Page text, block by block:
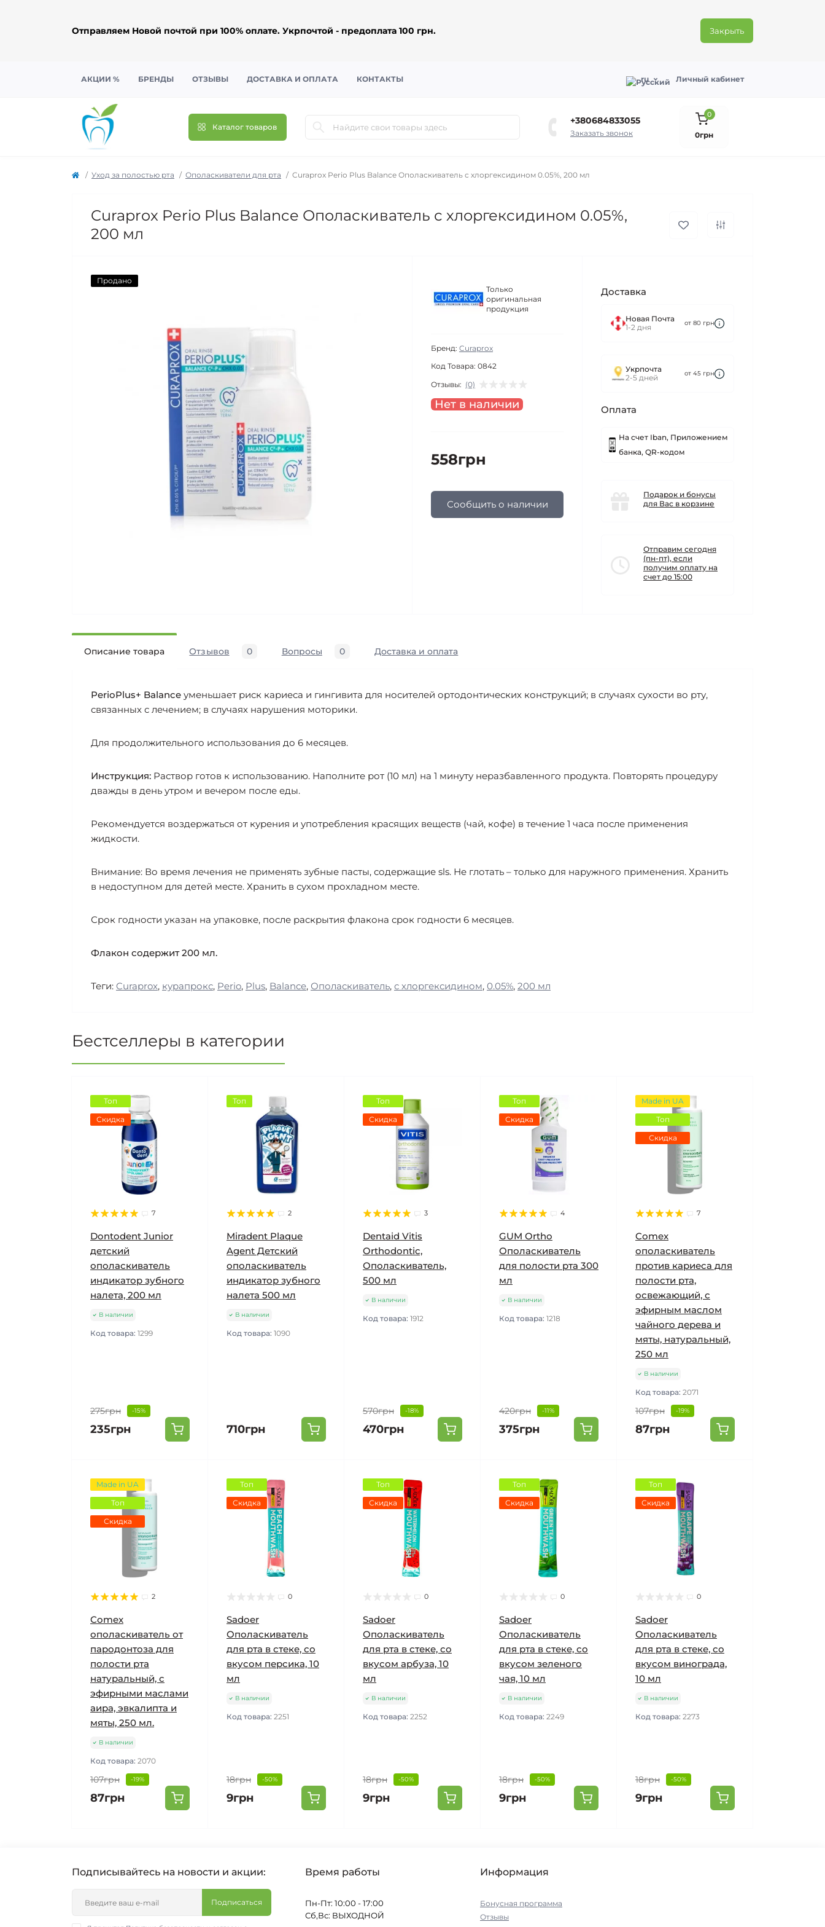
Отправляем Новой почтой при 100% оплате. Укрпочтой - предоплата 100 грн. Закрыть
АКЦИИ % БРЕНДЫ ОТЗЫВЫ ДОСТАВКА И ОПЛАТА КОНТАКТЫ ru Личный кабинет
Каталог товаров
+380684833055
Заказать звонок
0
0грн
Уход за полостью рта Ополаскиватели для рта Curaprox Perio Plus Balance Ополаскиватель с хлоргексидином 0.05%, 200 мл
Curaprox Perio Plus Balance Ополаскиватель с хлоргексидином 0.05%,
200 мл
Продано
Только
оригинальная
продукция
Бренд: Curaprox
Код Товара: 0842
Отзывы: (0)
Нет в наличии
558грн
Сообщить о наличии
Доставка
Новая Почта
1-2 дня
от 80 грн
Укрпочта
2-5 дней
от 45 грн
Оплата
На счет Iban, Приложением
банка, QR-кодом
Подарок и бонусы
для Вас в корзине
Отправим сегодня
(пн-пт), если
получим оплату на
счет до 15:00
Описание товара Отзывов 0 Вопросы 0 Доставка и оплата
PerioPlus+ Balance уменьшает риск кариеса и гингивита для носителей ортодонтических конструкций; в случаях сухости во рту,
связанных с лечением; в случаях нарушения моторики.
Для продолжительного использования до 6 месяцев.
Инструкция: Раствор готов к использованию. Наполните рот (10 мл) на 1 минуту неразбавленного продукта. Повторять процедуру
дважды в день утром и вечером после еды.
Рекомендуется воздержаться от курения и употребления красящих веществ (чай, кофе) в течение 1 часа после применения
жидкости.
Внимание: Во время лечения не применять зубные пасты, содержащие sls. Не глотать – только для наружного применения. Хранить
в недоступном для детей месте. Хранить в сухом прохладном месте.
Срок годности указан на упаковке, после раскрытия флакона срок годности 6 месяцев.
Флакон содержит 200 мл.
Теги: Curaprox, курапрокс, Perio, Plus, Balance, Ополаскиватель, с хлоргексидином, 0.05%, 200 мл
Бестселлеры в категории
Топ
Скидка
7
Dontodent Junior
детский
ополаскиватель
индикатор зубного
налета, 200 мл
В наличии
Код товара: 1299
275грн -15%
235грн
Топ
2
Miradent Plaque
Agent Детский
ополаскиватель
индикатор зубного
налета 500 мл
В наличии
Код товара: 1090
710грн
Топ
Скидка
3
Dentaid Vitis
Orthodontic,
Ополаскиватель,
500 мл
В наличии
Код товара: 1912
570грн -18%
470грн
Топ
Скидка
4
GUM Ortho
Ополаскиватель
для полости рта 300
мл
В наличии
Код товара: 1218
420грн -11%
375грн
Made in UA
Топ
Скидка
7
Comex
ополаскиватель
против кариеса для
полости рта,
освежающий, с
эфирным маслом
чайного дерева и
мяты, натуральный,
250 мл
В наличии
Код товара: 2071
107грн -19%
87грн
Made in UA
Топ
Скидка
2
Comex
ополаскиватель от
пародонтоза для
полости рта
натуральный, с
эфирными маслами
аира, эвкалипта и
мяты, 250 мл.
В наличии
Код товара: 2070
107грн -19%
87грн
Топ
Скидка
0
Sadoer
Ополаскиватель
для рта в стеке, со
вкусом персика, 10
мл
В наличии
Код товара: 2251
18грн -50%
9грн
Топ
Скидка
0
Sadoer
Ополаскиватель
для рта в стеке, со
вкусом арбуза, 10
мл
В наличии
Код товара: 2252
18грн -50%
9грн
Топ
Скидка
0
Sadoer
Ополаскиватель
для рта в стеке, со
вкусом зеленого
чая, 10 мл
В наличии
Код товара: 2249
18грн -50%
9грн
Топ
Скидка
0
Sadoer
Ополаскиватель
для рта в стеке, со
вкусом винограда,
10 мл
В наличии
Код товара: 2273
18грн -50%
9грн
Подписывайтесь на новости и акции:
Подписаться
Время работы
Пн-Пт: 10:00 - 17:00
Сб,Вс: ВЫХОДНОЙ
Информация
Бонусная программа
Отзывы